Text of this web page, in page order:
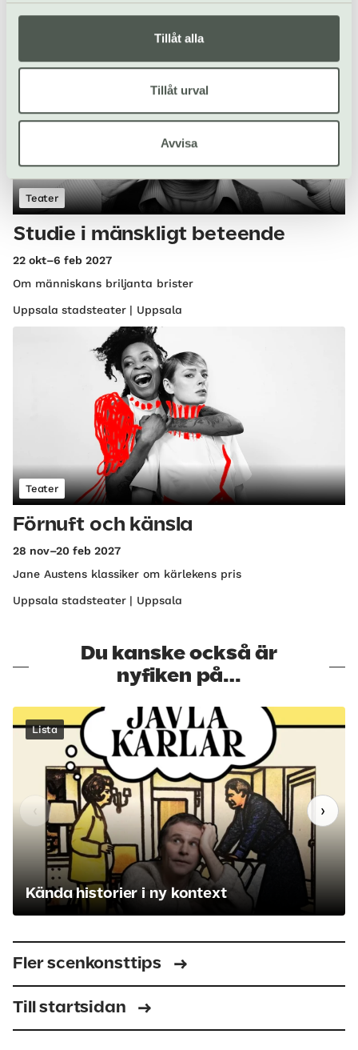
Tillåt alla
Tillåt urval
Avvisa
Lövstabruk | Tierp
Teater
Studie i mänskligt beteende
22 okt–6 feb 2027
Om människans briljanta brister
Uppsala stadsteater | Uppsala
Teater
Förnuft och känsla
28 nov–20 feb 2027
Jane Austens klassiker om kärlekens pris
Uppsala stadsteater | Uppsala
Du kanske också är
nyfiken på…
Lista
Kända historier i ny kontext
‹ ›
Fler scenkonsttips
Till startsidan